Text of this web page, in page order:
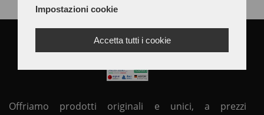
Impostazioni cookie
Accetta tutti i cookie
Offriamo prodotti originali e unici, a prezzi